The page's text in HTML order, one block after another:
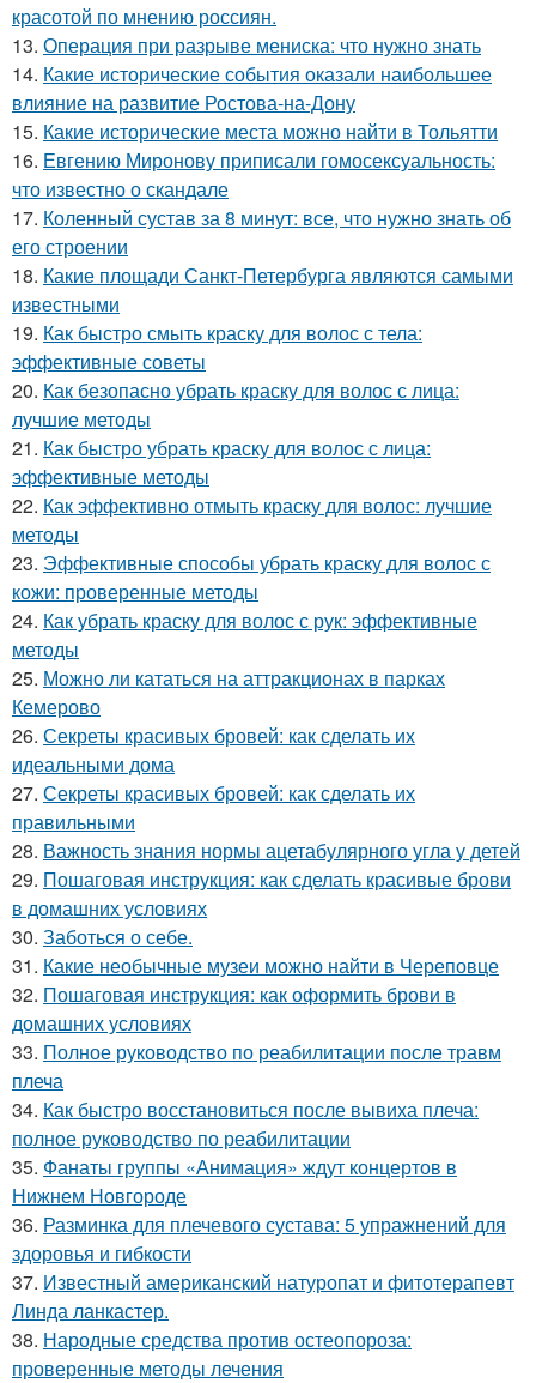
красотой по мнению россиян.
13. Операция при разрыве мениска: что нужно знать
14. Какие исторические события оказали наибольшее
влияние на развитие Ростова-на-Дону
15. Какие исторические места можно найти в Тольятти
16. Евгению Миронову приписали гомосексуальность:
что известно о скандале
17. Коленный сустав за 8 минут: все, что нужно знать об
его строении
18. Какие площади Санкт-Петербурга являются самыми
известными
19. Как быстро смыть краску для волос с тела:
эффективные советы
20. Как безопасно убрать краску для волос с лица:
лучшие методы
21. Как быстро убрать краску для волос с лица:
эффективные методы
22. Как эффективно отмыть краску для волос: лучшие
методы
23. Эффективные способы убрать краску для волос с
кожи: проверенные методы
24. Как убрать краску для волос с рук: эффективные
методы
25. Можно ли кататься на аттракционах в парках
Кемерово
26. Секреты красивых бровей: как сделать их
идеальными дома
27. Секреты красивых бровей: как сделать их
правильными
28. Важность знания нормы ацетабулярного угла у детей
29. Пошаговая инструкция: как сделать красивые брови
в домашних условиях
30. Заботься о себе.
31. Какие необычные музеи можно найти в Череповце
32. Пошаговая инструкция: как оформить брови в
домашних условиях
33. Полное руководство по реабилитации после травм
плеча
34. Как быстро восстановиться после вывиха плеча:
полное руководство по реабилитации
35. Фанаты группы «Анимация» ждут концертов в
Нижнем Новгороде
36. Разминка для плечевого сустава: 5 упражнений для
здоровья и гибкости
37. Известный американский натуропат и фитотерапевт
Линда ланкастер.
38. Народные средства против остеопороза:
проверенные методы лечения